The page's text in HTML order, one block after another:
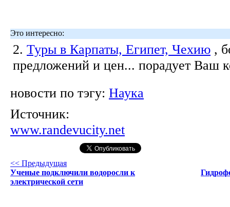
Это интересно:
2. Туры в Карпаты, Египет, Чехию ,
предложений и цен... порадует Ваш
новости по тэгу: Наука
Источник:
www.randevucity.net
<< Предыдущая
Ученые подключили водоросли к
электрической сети